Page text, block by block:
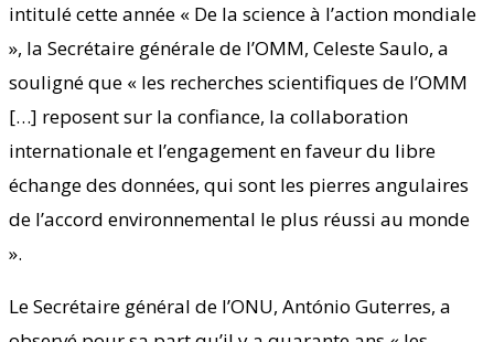
intitulé cette année « De la science à l’action mondiale
», la Secrétaire générale de l’OMM, Celeste Saulo, a
souligné que « les recherches scientifiques de l’OMM
[…] reposent sur la confiance, la collaboration
internationale et l’engagement en faveur du libre
échange des données, qui sont les pierres angulaires
de l’accord environnemental le plus réussi au monde
».
Le Secrétaire général de l’ONU, António Guterres, a